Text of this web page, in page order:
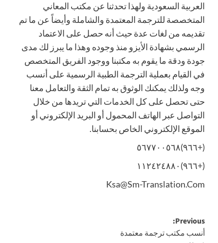
العربية السعودية ولهذا تحدثنا عن مكتب المعاني
المتخصصة للترجمة المعتمدة والشاملة وأيضاً عن ما تم
تقديمه من لغات عدة حيث أنه حصل على الاعتماد
الرسمي بشهادة الأيزو منذ وجوده وهذا ما يبرز لك مدى
جودة ودقة ما يقوم به مكتبنا ووجود الفريق المتخصص
في القيام بعملية الترجمة الطبية الرسمية على أنسب
وجه ولذلك يمكنك الوثوق به تمام الثقة والتعامل معنا
حتى تحصل على كل الخدمات التي تريدها من خلال
التواصل عبر الهاتف المحمول أو البريد الإلكتروني أو
الموقع الإلكتروني الخاص بحسابنا.
(+٩٦٦)٥٦٧٧٠٠٥٦٨
(+٩٦٦)١١٢٤٢٤٨٨٠
Ksa@Sm-Translation.Com
Post
Previous:
أنسب مكتب ترجمة معتمدة